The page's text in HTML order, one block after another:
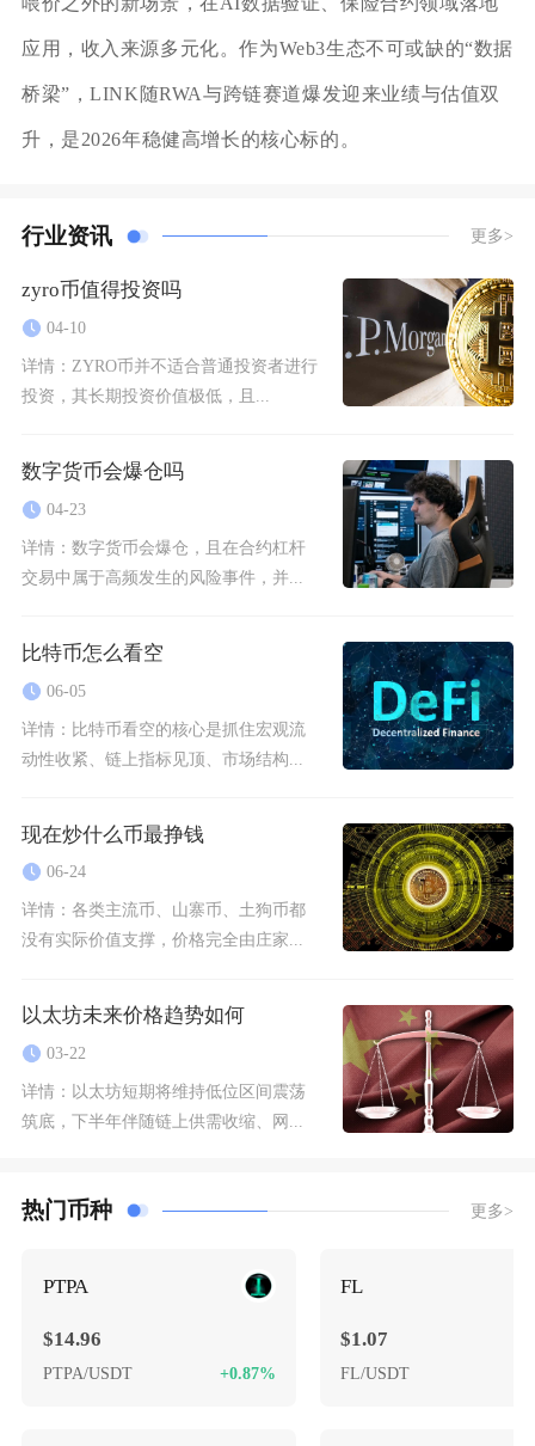
应用，收入来源多元化。作为Web3生态不可或缺的“数据
桥梁”，LINK随RWA与跨链赛道爆发迎来业绩与估值双
升，是2026年稳健高增长的核心标的。
行业资讯 更多>
zyro币值得投资吗
04-10
详情： ZYRO币并不适合普通投资者进行
投资，其长期投资价值极低，且...
数字货币会爆仓吗
04-23
详情： 数字货币会爆仓，且在合约杠杆
交易中属于高频发生的风险事件，并...
比特币怎么看空
06-05
详情： 比特币看空的核心是抓住宏观流
动性收紧、链上指标见顶、市场结构...
现在炒什么币最挣钱
06-24
详情： 各类主流币、山寨币、土狗币都
没有实际价值支撑，价格完全由庄家...
以太坊未来价格趋势如何
03-22
详情： 以太坊短期将维持低位区间震荡
筑底，下半年伴随链上供需收缩、网...
热门币种 更多>
PTPA
$14.96
PTPA/USDT +0.87%
FL
$1.07
FL/USDT